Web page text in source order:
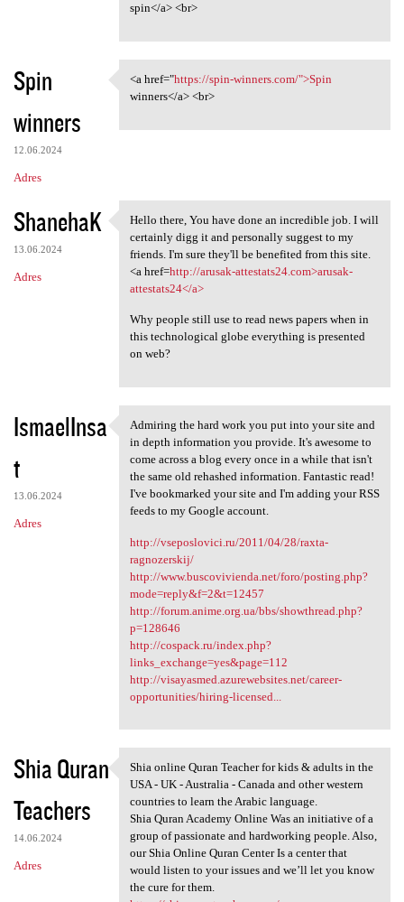
spin</a> <br>
Spin
winners
12.06.2024
Adres
<a href="https://spin-winners
<a href="https://spin-winners.com/">Spin
winners</a> <br>
ShanehaK
13.06.2024
Adres
Hello there, You have done
Hello there, You have done an incredible job. I will
certainly digg it and personally suggest to my
friends. I'm sure they'll be benefited from this site.
<a href=http://arusak-attestats24.com>arusak-
attestats24</a>
Why people still use to read news papers when in
this technological globe everything is presented
on web?
IsmaelInsa
t
13.06.2024
Adres
Admiring the hard work you
Admiring the hard work you put into your site and
in depth information you provide. It's awesome to
come across a blog every once in a while that isn't
the same old rehashed information. Fantastic read!
I've bookmarked your site and I'm adding your RSS
feeds to my Google account.
http://vseposlovici.ru/2011/04/28/raxta-
ragnozerskij/
http://www.buscovivienda.net/foro/posting.php?
mode=reply&f=2&t=12457
http://forum.anime.org.ua/bbs/showthread.php?
p=128646
http://cospack.ru/index.php?
links_exchange=yes&page=112
http://visayasmed.azurewebsites.net/career-
opportunities/hiring-licensed...
Shia Quran
Teachers
14.06.2024
Adres
Shia online Quran Teacher for
Shia online Quran Teacher for kids & adults in the
USA - UK - Australia - Canada and other western
countries to learn the Arabic language.
Shia Quran Academy Online Was an initiative of a
group of passionate and hardworking people. Also,
our Shia Online Quran Center Is a center that
would listen to your issues and we’ll let you know
the cure for them.